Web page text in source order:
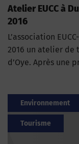
Atelier EUCC à
2016
L’association
2016 un atelier de
d’Oye. Après une
Environnement
Tourisme